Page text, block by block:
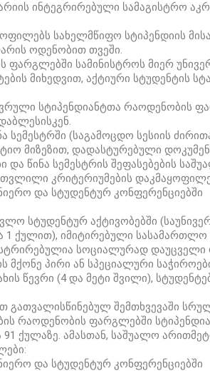
ინტეგრირებული სამაგისტრო
სახელმწიფო სტიპენდიის
ოდენობით თვეში.
ფარგლებში სამინისტროს მიერ
მიხედვით, აქტიური სტუდენტის
სტიპენდიანტთა რაოდენობის
სემესტრში (საგამოცდო სესიის
მიზეზით, დადასტურებული
წინა სემესტრის შეფასებების
კრიტერიუმების
და სტუდენტურ
სტუდენტურ აქტივობებში
ქულით), იმიტირებული სასამართლო
სოციალურად დაუცველი
პირი ან სპეციალური
წევრი (4 და მეტი შვილი),
გათვალისწინებულ შემთხვევაში
რაოდენობის ფარგლებში
ქულაზე. ამასთან, საშუალო
და სტუდენტურ კონფერენციებში